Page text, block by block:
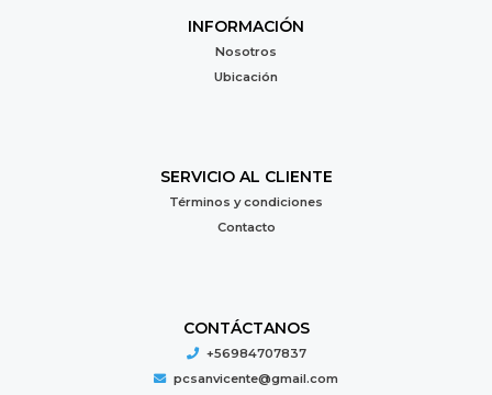
INFORMACIÓN
Nosotros
Ubicación
SERVICIO AL CLIENTE
Términos y condiciones
Contacto
CONTÁCTANOS
+56984707837
pcsanvicente@gmail.com